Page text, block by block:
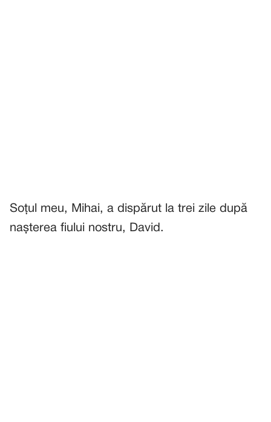
Soțul meu, Mihai, a dispărut la trei zile după
nașterea fiului nostru, David.